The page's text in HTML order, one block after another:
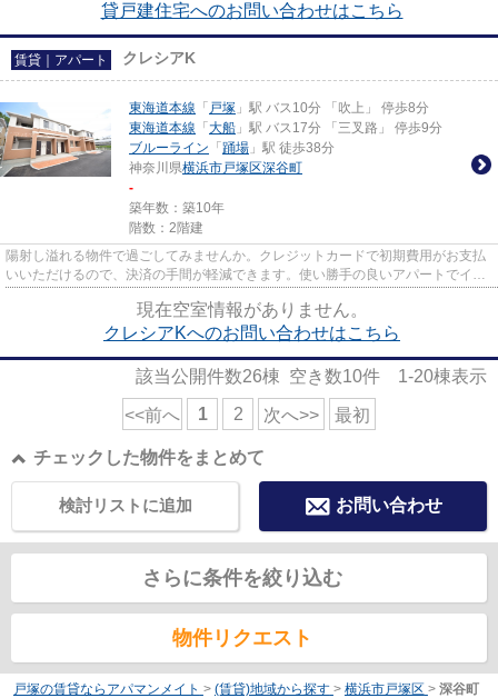
貸戸建住宅へのお問い合わせはこちら
賃貸｜アパート クレシアK
東海道本線 「 戸塚 」駅 バス10分 「吹上」 停歩8分
東海道本線 「 大船 」駅 バス17分 「三叉路」 停歩9分
ブルーライン 「 踊場 」駅 徒歩38分
神奈川県横浜市戸塚区深谷町
-
築年数：築10年
階数：2階建
陽射し溢れる物件で過ごしてみませんか。クレジットカードで初期費用がお支払
いいただけるので、決済の手間が軽減できます。使い勝手の良いアパートでイチ
現在空室情報がありません。
クレシアKへのお問い合わせはこちら
該当公開件数26棟 空き数10件 1-20棟表示
<<前へ 1 2 次へ>> 最初
チェックした物件をまとめて
お問い合わせ
検討リストに追加
さらに条件を絞り込む
物件リクエスト
戸塚の賃貸ならアパマンメイト > (賃貸)地域から探す > 横浜市戸塚区 > 深谷町